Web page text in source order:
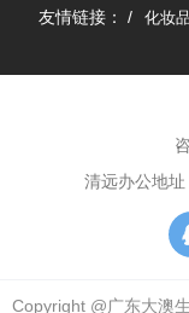
友情链接： / 化妆
清远办公地
Copyright @广东大澳